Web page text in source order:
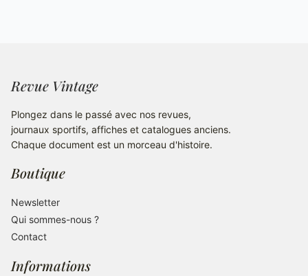
Revue Vintage
Plongez dans le passé avec nos revues,
journaux sportifs, affiches et catalogues anciens.
Chaque document est un morceau d'histoire.
Boutique
Newsletter
Qui sommes-nous ?
Contact
Informations